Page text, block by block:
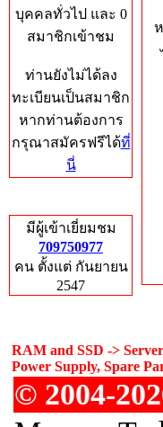
บุคคลทั่วไป และ 0
สมาชิกเข้าชม
ท่านยังไม่ได้ลง
ทะเบียนเป็นสมาชิก
หากท่านต้องการ
กรุณาสมัครฟรีได้ที่
นี่
มีผู้เข้าเยี่ยมชม
709750977
คน ตั้งแต่ กันยายน
2547
RAM and SSD ->
Power Supply, Spare
© 2004-